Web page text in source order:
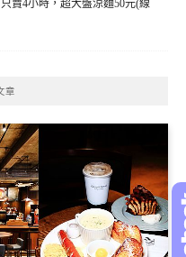
賣4小時，超大盤涼麵50元(線
章